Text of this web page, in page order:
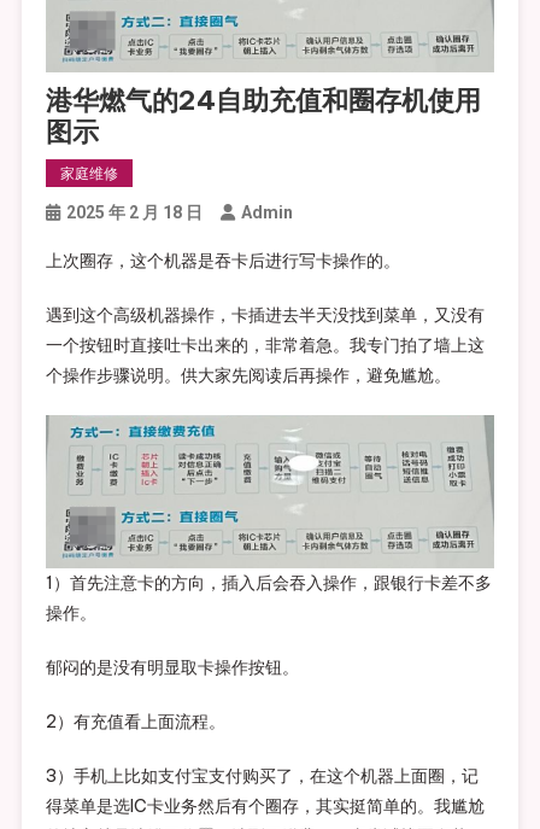
港华燃气的24自助充值和圈存机使用
图示
家庭维修
2025 年 2 月 18 日 Admin
上次圈存，这个机器是吞卡后进行写卡操作的。
遇到这个高级机器操作，卡插进去半天没找到菜单，又没有
一个按钮时直接吐卡出来的，非常着急。我专门拍了墙上这
个操作步骤说明。供大家先阅读后再操作，避免尴尬。
1）首先注意卡的方向，插入后会吞入操作，跟银行卡差不多
操作。
郁闷的是没有明显取卡操作按钮。
2）有充值看上面流程。
3）手机上比如支付宝支付购买了，在这个机器上面圈，记
得菜单是选IC卡业务然后有个圈存，其实挺简单的。我尴尬